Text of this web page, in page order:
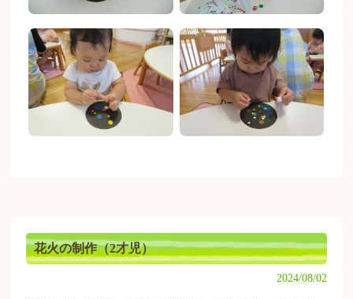
花火の制作（2才児）
2024/08/02